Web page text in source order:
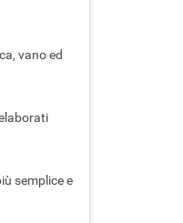
vano ed
semplice e